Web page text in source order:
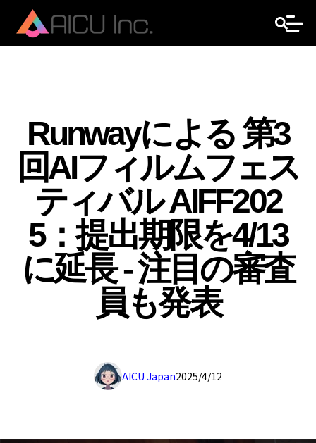
Runwayによる 第3
回AIフィルムフェス
ティバル AIFF202
5：提出期限を4/13
に延長 - 注目の審査
員も発表
2025/4/12
AICU Japan